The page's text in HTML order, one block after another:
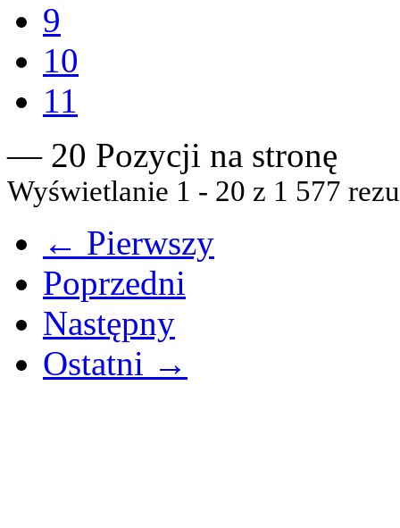
9
10
11
— 20 Pozycji na stronę
Wyświetlanie 1 - 20 z 1 577
← Pierwszy
Poprzedni
Następny
Ostatni →